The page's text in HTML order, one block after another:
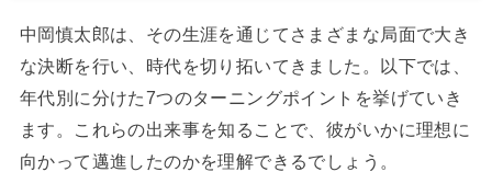
中岡慎太郎は、その生涯を通じてさまざまな局面で大き
な決断を行い、時代を切り拓いてきました。以下では、
年代別に分けた7つのターニングポイントを挙げていき
ます。これらの出来事を知ることで、彼がいかに理想に
向かって邁進したのかを理解できるでしょう。